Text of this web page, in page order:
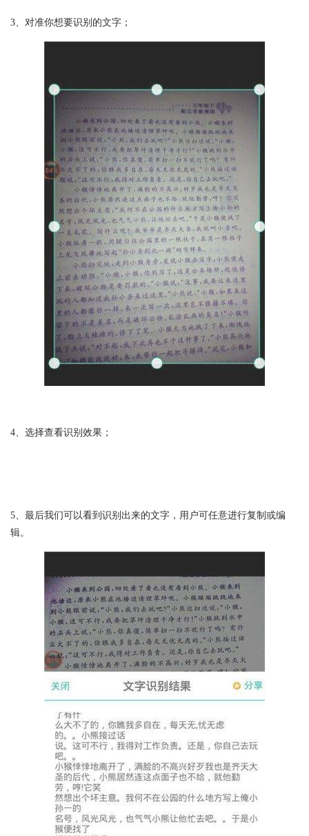
3、对准你想要识别的文字；
4、选择查看识别效果；
5、最后我们可以看到识别出来的文字，用户可任意进行复制或编
辑。